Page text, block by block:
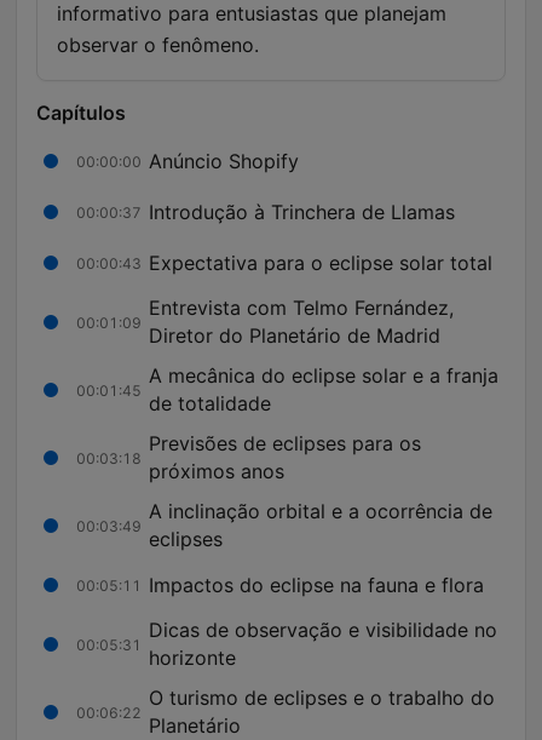
informativo para entusiastas que planejam
observar o fenômeno.
Capítulos
00:00:00 Anúncio Shopify
00:00:37 Introdução à Trinchera de Llamas
00:00:43 Expectativa para o eclipse solar total
00:01:09
Entrevista com Telmo Fernández,
Diretor do Planetário de Madrid
00:01:45
A mecânica do eclipse solar e a franja
de totalidade
00:03:18
Previsões de eclipses para os
próximos anos
00:03:49
A inclinação orbital e a ocorrência de
eclipses
00:05:11 Impactos do eclipse na fauna e flora
00:05:31
Dicas de observação e visibilidade no
horizonte
00:06:22
O turismo de eclipses e o trabalho do
Planetário